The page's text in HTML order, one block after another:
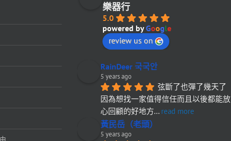
樂器行
5.0
powered byGoogle
review us on
RainDeer 국국안
5 years ago
弦斷了也彈了幾天了
因為想找一家值得信任而且以後都能放
心回顧的好地方... read more
黃民岳（老頭）
5 years ago